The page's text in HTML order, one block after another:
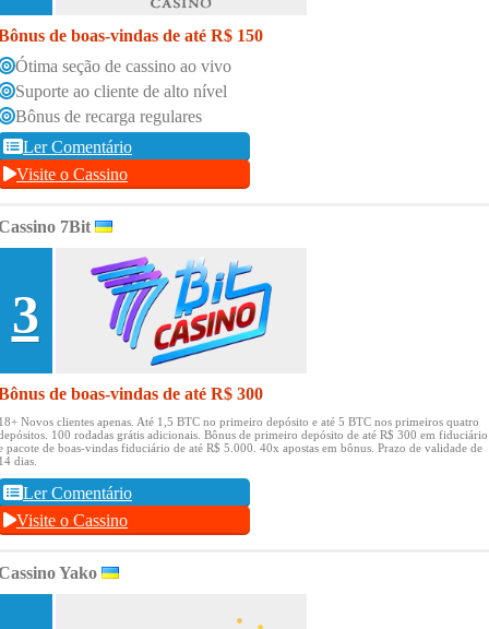
de boas-vindas de até R$ 150
Ótima seção de cassino ao vivo
Suporte ao cliente de alto nível
Bônus de recarga regulares
Ler Comentário
Visite o Cassino
7Bit
3
de boas-vindas de até R$ 300
Novos clientes apenas. Até 1,5 BTC no primeiro depósito e até 5 BTC nos primeiros quatro
100 rodadas grátis adicionais. Bônus de primeiro depósito de até R$ 300 em fiduciário
pacote de boas-vindas fiduciário de até R$ 5.000. 40x apostas em bônus. Prazo de validade de
dias.
Ler Comentário
Visite o Cassino
Yako